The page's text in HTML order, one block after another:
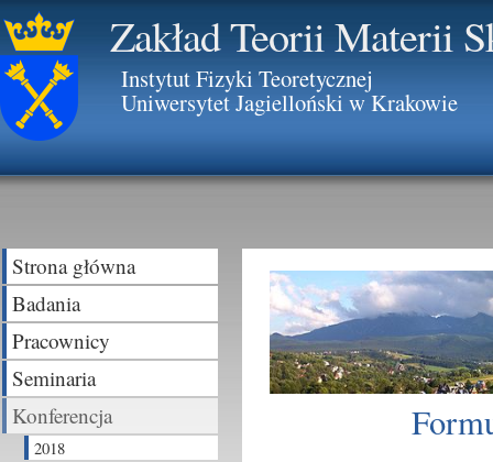
Zakład Teorii Materii
Instytut Fizyki Teoretycznej
Uniwersytet Jagielloński w Krakowie
Strona główna
Badania
Pracownicy
Seminaria
Konferencja
2018